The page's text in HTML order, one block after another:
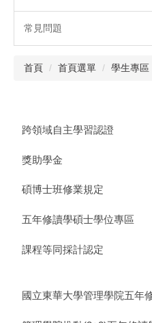
常見問題
首頁 首頁選單 學生專區
跨領域自主學習認證
獎助學金
碩博士班修業規定
五年修讀學碩士學位專區
課程等同採計認定
國立東華大學管理學院五年